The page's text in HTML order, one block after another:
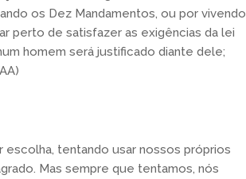
os Dez Mandamentos, ou por vivendo
perto de satisfazer as exigências da lei
homem será justificado diante dele;
tentando usar nossos próprios
Mas sempre que tentamos, nós